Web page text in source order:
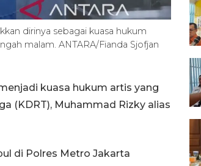
dirinya sebagai kuasa hukum
malam. ANTARA/Fianda Sjofjan
kuasa hukum artis yang
(KDRT), Muhammad Rizky alias
di Polres Metro Jakarta